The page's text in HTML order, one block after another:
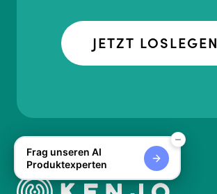
JETZT LOSLEGEN
Frag unseren AI
Produktexperten